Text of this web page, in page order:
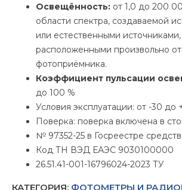
Освещённость: от 1,0 до 200
области спектра, создаваемой
или естественными источниками,
расположенными произвольно
фотоприёмника.
Коэффициент пульсации
до 100 %
Условия эксплуатации: от -30 до
Поверка: поверка включена в
№ 97352-25 в Госреестре
Код ТН ВЭД ЕАЭС 9030100000
26.51.41-001-16796024-2023 ТУ
КАТЕГОРИЯ: ФОТОМЕТРЫ И